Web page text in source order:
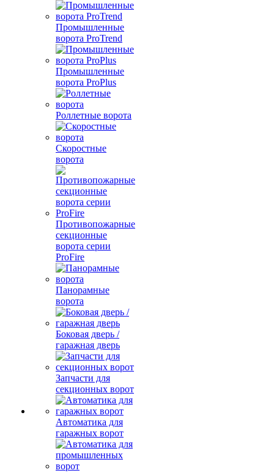
Промышленные
ворота ProTrend
Промышленные
ворота ProPlus
Роллетные ворота
Скоростные
ворота
Противопожарные
секционные
ворота серии
ProFire
Панорамные
ворота
Боковая дверь /
гаражная дверь
Запчасти для
секционных ворот
Автоматика для
гаражных ворот